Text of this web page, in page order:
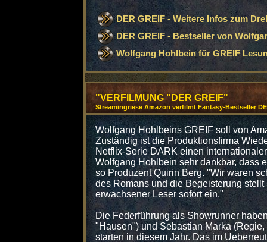
DER GREIF - Weitere Infos zum
DER GREIF - Bestseller von
Wolfgang Hohlbein für GREIF
"VERFILMUNG "DER GREIF"
Streamingriese Amazon verfilmt Fantasy-Bestseller
Wolfgang Hohlbeins GREIF soll von
Zuständig ist die Produktionsfirma
Netflix-Serie DARK einen
Wolfgang Hohlbein sehr dankbar, dass
so Produzent Quirin Berg. "Wir waren
des Romans und die Begeisterung
erwachsener Leser sofort ein."
Die Federführung als Showrunner
"Hausen") und Sebastian Marka
starten in diesem Jahr. Das im